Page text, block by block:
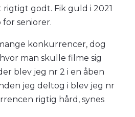
godt. Fik guld i 2021
for seniorer.
konkurrencer, dog
man skulle filme sig
blev jeg nr 2 i en åben
jeg deltog i blev jeg nr
rigtig hård, synes